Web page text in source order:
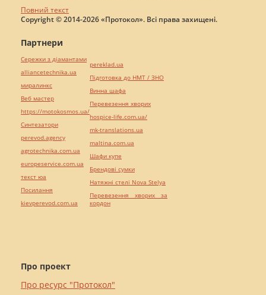
Повний текст
Copyright © 2014-2026 «Протокол». Всі права захищені.
Про проект
Про ресурс "Протокол"
Партнери
Сережки з діамантами
alliancetechnika.ua
миралинкс
Веб мастер
https://motokosmos.ua/
Синтезатори
perevod.agency
agrotechnika.com.ua
europeservice.com.ua
текст юа
Посилання
kievperevod.com.ua
pereklad.ua
Підготовка до НМТ / ЗНО
Винна шафа
Перевезення хворих
hospice-life.com.ua/
mk-translations.ua
maltina.com.ua
Шафи купе
Брендові сумки
Натяжні стелі Nova Stelya
Перевезення хворих за
кордон